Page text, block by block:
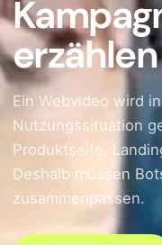
erzählen
Ein Webvideo wird
Nutzungssituation
Produktseite,
Deshalb müssen
zusammenpassen.